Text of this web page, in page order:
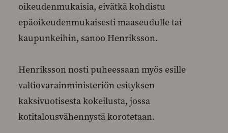
oikeudenmukaisia, eivätkä kohdistu
epäoikeudenmukaisesti maaseudulle tai
kaupunkeihin, sanoo Henriksson.
Henriksson nosti puheessaan myös esille
valtiovarainministeriön esityksen
kaksivuotisesta kokeilusta, jossa
kotitalousvähennystä korotetaan.